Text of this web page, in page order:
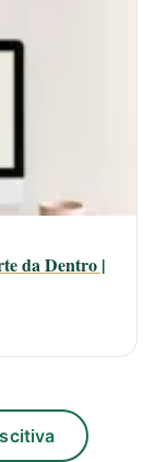
da Dentro |